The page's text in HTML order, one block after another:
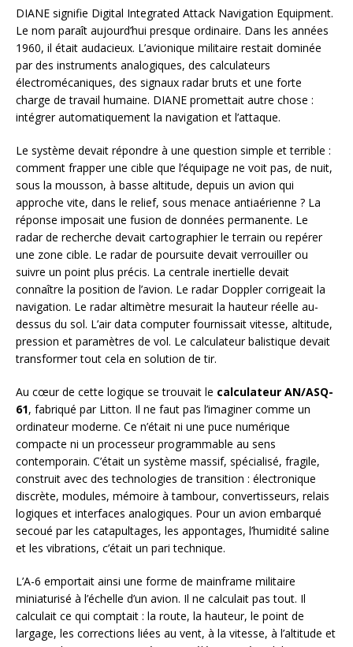
DIANE signifie Digital Integrated Attack Navigation Equipment.
Le nom paraît aujourd’hui presque ordinaire. Dans les années
1960, il était audacieux. L’avionique militaire restait dominée
par des instruments analogiques, des calculateurs
électromécaniques, des signaux radar bruts et une forte
charge de travail humaine. DIANE promettait autre chose :
intégrer automatiquement la navigation et l’attaque.
Le système devait répondre à une question simple et terrible :
comment frapper une cible que l’équipage ne voit pas, de nuit,
sous la mousson, à basse altitude, depuis un avion qui
approche vite, dans le relief, sous menace antiaérienne ? La
réponse imposait une fusion de données permanente. Le
radar de recherche devait cartographier le terrain ou repérer
une zone cible. Le radar de poursuite devait verrouiller ou
suivre un point plus précis. La centrale inertielle devait
connaître la position de l’avion. Le radar Doppler corrigeait la
navigation. Le radar altimètre mesurait la hauteur réelle au-
dessus du sol. L’air data computer fournissait vitesse, altitude,
pression et paramètres de vol. Le calculateur balistique devait
transformer tout cela en solution de tir.
Au cœur de cette logique se trouvait le calculateur AN/ASQ-
61, fabriqué par Litton. Il ne faut pas l’imaginer comme un
ordinateur moderne. Ce n’était ni une puce numérique
compacte ni un processeur programmable au sens
contemporain. C’était un système massif, spécialisé, fragile,
construit avec des technologies de transition : électronique
discrète, modules, mémoire à tambour, convertisseurs, relais
logiques et interfaces analogiques. Pour un avion embarqué
secoué par les catapultages, les appontages, l’humidité saline
et les vibrations, c’était un pari technique.
L’A-6 emportait ainsi une forme de mainframe militaire
miniaturisé à l’échelle d’un avion. Il ne calculait pas tout. Il
calculait ce qui comptait : la route, la hauteur, le point de
largage, les corrections liées au vent, à la vitesse, à l’altitude et